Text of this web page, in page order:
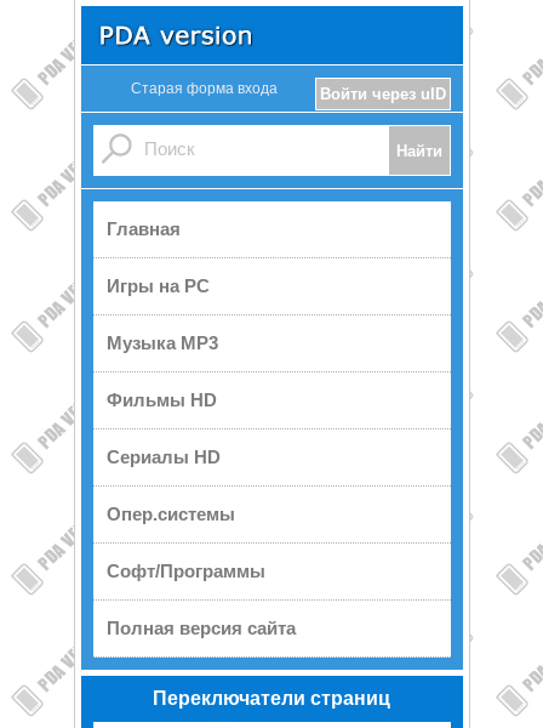
Войти через uID
Старая форма входа
Главная
Игры на PC
Музыка MP3
Фильмы HD
Сериалы HD
Опер.системы
Софт/Программы
Полная версия сайта
Переключатели страниц